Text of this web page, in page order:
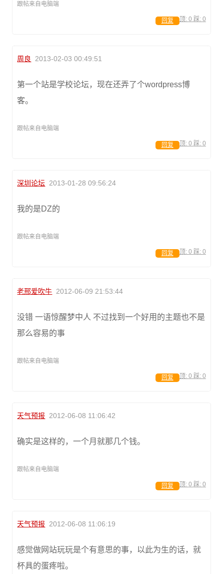
跟帖来自电脑端
顶: 0 踩: 0
回复
周良 2013-02-03 00:49:51
第一个站是学校论坛，现在还弄了个wordpress博
客。
跟帖来自电脑端
顶: 0 踩: 0
回复
深圳论坛 2013-01-28 09:56:24
我的是DZ的
跟帖来自电脑端
顶: 0 踩: 0
回复
老邢爱吹牛 2012-06-09 21:53:44
没错 一语惊醒梦中人 不过找到一个好用的主题也不是
那么容易的事
跟帖来自电脑端
顶: 0 踩: 0
回复
天气预报 2012-06-08 11:06:42
确实是这样的，一个月就那几个钱。
跟帖来自电脑端
顶: 0 踩: 0
回复
天气预报 2012-06-08 11:06:19
感觉做网站玩玩是个有意思的事，以此为生的话，就
杯具的蛋疼啦。